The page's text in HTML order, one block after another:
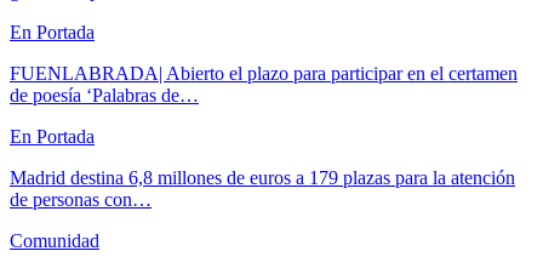
En Portada
FUENLABRADA| Abierto el plazo para participar en el certamen
de poesía ‘Palabras de…
En Portada
Madrid destina 6,8 millones de euros a 179 plazas para la atención
de personas con…
Comunidad